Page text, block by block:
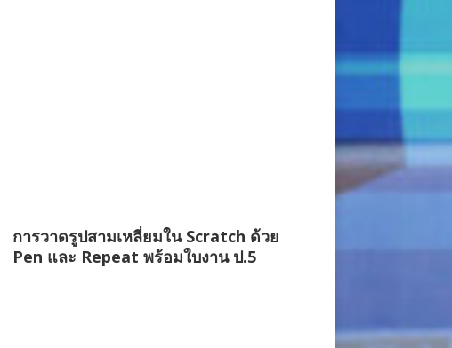
การวาดรูปสามเหลี่ยมใน Scratch ด้วย
Pen และ Repeat พร้อมใบงาน ป.5